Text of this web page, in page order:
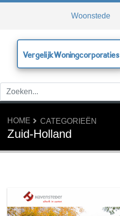
Woonstede
VergelijkWoningcorporaties
HOME CATEGORIEËN
Zuid-Holland